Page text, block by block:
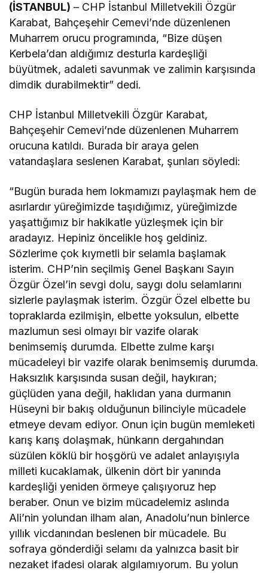
(İSTANBUL) – CHP İstanbul Milletvekili Özgür
Karabat, Bahçeşehir Cemevi’nde düzenlenen
Muharrem orucu programında, “Bize düşen
Kerbela’dan aldığımız desturla kardeşliği
büyütmek, adaleti savunmak ve zalimin karşısında
dimdik durabilmektir” dedi.
CHP İstanbul Milletvekili Özgür Karabat,
Bahçeşehir Cemevi’nde düzenlenen Muharrem
orucuna katıldı. Burada bir araya gelen
vatandaşlara seslenen Karabat, şunları söyledi:
“Bugün burada hem lokmamızı paylaşmak hem de
asırlardır yüreğimizde taşıdığımız, yüreğimizde
yaşattığımız bir hakikatle yüzleşmek için bir
aradayız. Hepiniz öncelikle hoş geldiniz.
Sözlerime çok kıymetli bir selamla başlamak
isterim. CHP’nin seçilmiş Genel Başkanı Sayın
Özgür Özel’in sevgi dolu, saygı dolu selamlarını
sizlerle paylaşmak isterim. Özgür Özel elbette bu
topraklarda ezilmişin, elbette yoksulun, elbette
mazlumun sesi olmayı bir vazife olarak
benimsemiş durumda. Elbette zulme karşı
mücadeleyi bir vazife olarak benimsemiş durumda.
Haksızlık karşısında susan değil, haykıran;
güçlüden yana değil, haklıdan yana durmanın
Hüseyni bir bakış olduğunun bilinciyle mücadele
etmeye devam ediyor. Onun için bugün memleketi
karış karış dolaşmak, hünkarın dergahından
süzülen köklü bir hoşgörü ve adalet anlayışıyla
milleti kucaklamak, ülkenin dört bir yanında
kardeşliği yeniden örmeye çalışıyoruz hep
beraber. Onun ve bizim mücadelemiz aslında
Ali’nin yolundan ilham alan, Anadolu’nun binlerce
yıllık vicdanından beslenen bir mücadele. Bu
sofraya gönderdiği selamı da yalnızca basit bir
nezaket ifadesi olarak algılamıyorum. Bu yolun